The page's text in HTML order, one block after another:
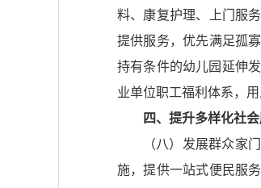
料、康复护理、上门服
提供服务，优先满足孤
持有条件的幼儿园延伸
业单位职工福利体系，
四、提升多样化社
（八）发展群众家
施，提供一站式便民服